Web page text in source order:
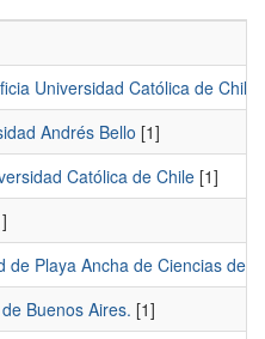
Universidad Católica de Chile
Andrés Bello [1]
Católica de Chile [1]
de Playa Ancha de Ciencias de
Buenos Aires. [1]